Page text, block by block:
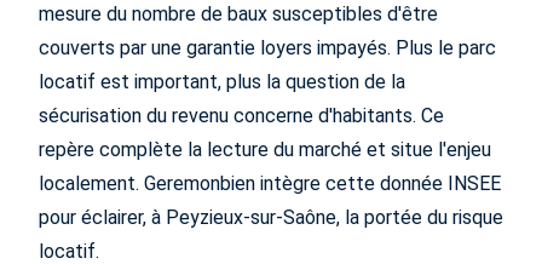
mesure du nombre de baux susceptibles d'être
couverts par une garantie loyers impayés. Plus le parc
locatif est important, plus la question de la
sécurisation du revenu concerne d'habitants. Ce
repère complète la lecture du marché et situe l'enjeu
localement. Geremonbien intègre cette donnée INSEE
pour éclairer, à Peyzieux-sur-Saône, la portée du risque
locatif.